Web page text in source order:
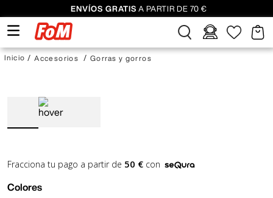
ENVÍOS GRATIS A PARTIR DE 70 €
Accesorios Gorras y gorros
Fracciona tu pago a partir de 50 € con
Colores